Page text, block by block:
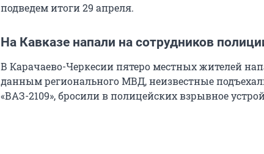
подведем итоги 29 апреля.
На Кавказе напали на сотрудников
В Карачаево-Черкесии пятеро местных жителей
данным регионального МВД, неизвестные
«ВАЗ-2109», бросили в полицейских взрывное